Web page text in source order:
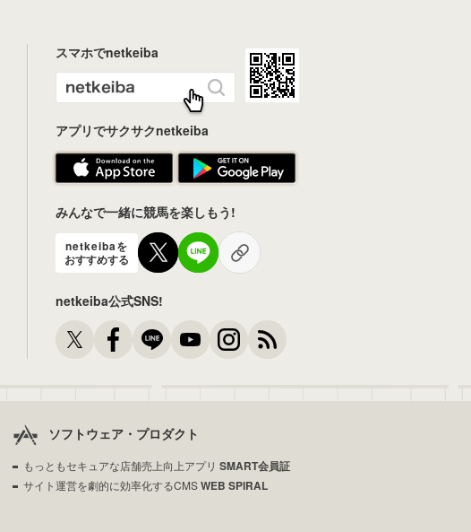
スマホでnetkeiba
アプリでサクサクnetkeiba
みんなで一緒に競馬を楽しもう!
netkeibaを
おすすめする
netkeiba公式SNS!
ソフトウェア・プロダクト
もっともセキュアな店舗売上向上アプリ SMART会員証
サイト運営を劇的に効率化するCMSWEB SPIRAL